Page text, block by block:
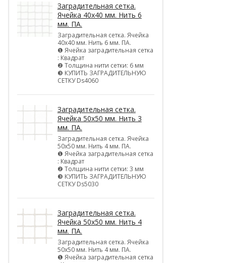
Заградительная сетка.
Ячейка 40х40 мм. Нить 6
мм. ПА.
Заградительная сетка. Ячейка
40х40 мм. Нить 6 мм. ПА.
❶ Ячейка заградительная сетка
: Квадрат
❷ Толщина нити сетки: 6 мм
❸ КУПИТЬ ЗАГРАДИТЕЛЬНУЮ
СЕТКУ Ds4060
Заградительная сетка.
Ячейка 50х50 мм. Нить 3
мм. ПА.
Заградительная сетка. Ячейка
50х50 мм. Нить 4 мм. ПА.
❶ Ячейка заградительная сетка
: Квадрат
❷ Толщина нити сетки: 3 мм
❸ КУПИТЬ ЗАГРАДИТЕЛЬНУЮ
СЕТКУ Ds5030
Заградительная сетка.
Ячейка 50х50 мм. Нить 4
мм. ПА.
Заградительная сетка. Ячейка
50х50 мм. Нить 4 мм. ПА.
❶ Ячейка заградительная сетка